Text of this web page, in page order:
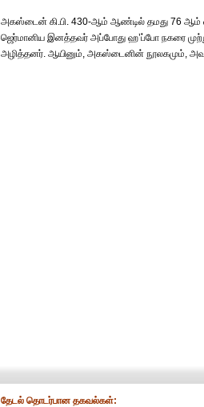
அகஸ்டைன் கி.பி. 430-ஆம் ஆண்டில் தமது 76 ஆம்
ஜெர்மானிய இனத்தவர் அப்போது ஹ’ப்போ நகரை
அழித்தனர். ஆயினும், அகஸ்டைனின் நூலகமும்,
தேட‌ல் தொட‌ர்பான தகவ‌ல்க‌ள்: